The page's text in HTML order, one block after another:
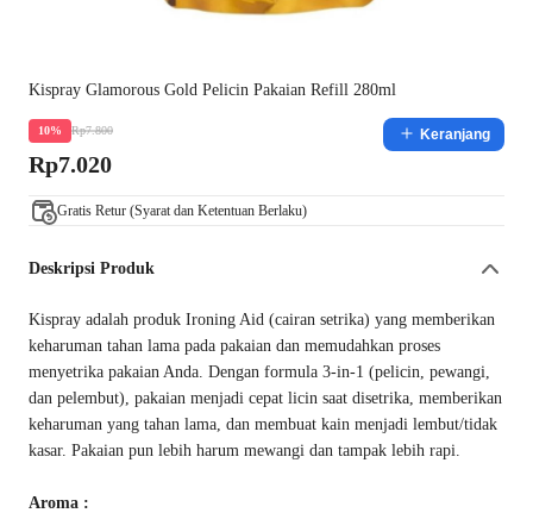
Kispray Glamorous Gold Pelicin Pakaian Refill 280ml
10% Rp7.800
Rp7.020
Keranjang
Gratis Retur (Syarat dan Ketentuan Berlaku)
Deskripsi Produk
Kispray adalah produk Ironing Aid (cairan setrika) yang memberikan
keharuman tahan lama pada pakaian dan memudahkan proses
menyetrika pakaian Anda. Dengan formula 3-in-1 (pelicin, pewangi,
dan pelembut), pakaian menjadi cepat licin saat disetrika, memberikan
keharuman yang tahan lama, dan membuat kain menjadi lembut/tidak
kasar. Pakaian pun lebih harum mewangi dan tampak lebih rapi.
Aroma :